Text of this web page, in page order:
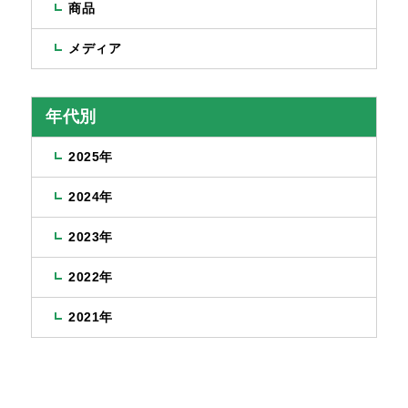
商品
メディア
年代別
2025年
2024年
2023年
2022年
2021年